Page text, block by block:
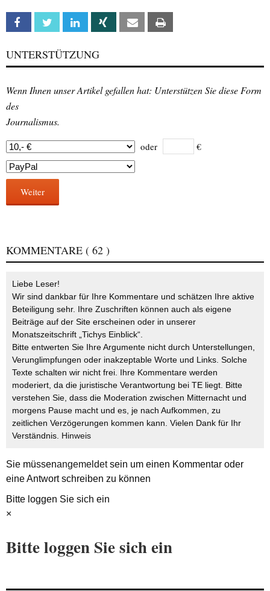
Facebook Twitter Linkedin Xing Email
UNTERSTÜTZUNG
Wenn Ihnen unser Artikel gefallen hat: Unterstützen Sie diese Form
des
Journalismus.
oder €
Weiter
KOMMENTARE ( 62 )
Liebe Leser!
Wir sind dankbar für Ihre Kommentare und schätzen Ihre aktive
Beteiligung sehr. Ihre Zuschriften können auch als eigene
Beiträge auf der Site erscheinen oder in unserer
Monatszeitschrift „Tichys Einblick“.
Bitte entwerten Sie Ihre Argumente nicht durch Unterstellungen,
Verunglimpfungen oder inakzeptable Worte und Links. Solche
Texte schalten wir nicht frei. Ihre Kommentare werden
moderiert, da die juristische Verantwortung bei TE liegt. Bitte
verstehen Sie, dass die Moderation zwischen Mitternacht und
morgens Pause macht und es, je nach Aufkommen, zu
zeitlichen Verzögerungen kommen kann. Vielen Dank für Ihr
Verständnis. Hinweis
Sie müssenangemeldetsein um einen Kommentar oder
eine Antwort schreiben zu können
Bitte loggen Sie sich ein
×
Bitte loggen Sie sich ein